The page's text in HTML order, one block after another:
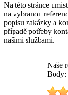
Na této stránce
na vybranou
popisu zakázky a
případě potřeby
našimi službami.
Naše
Body: